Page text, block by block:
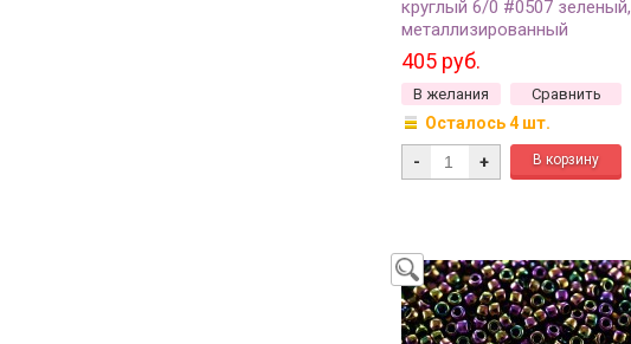
круглый 6/0 #0507 зеленый,
металлизированный
золотом ирис, 10 грамм
405 руб.
В желания Сравнить
Осталось 4 шт.
- +